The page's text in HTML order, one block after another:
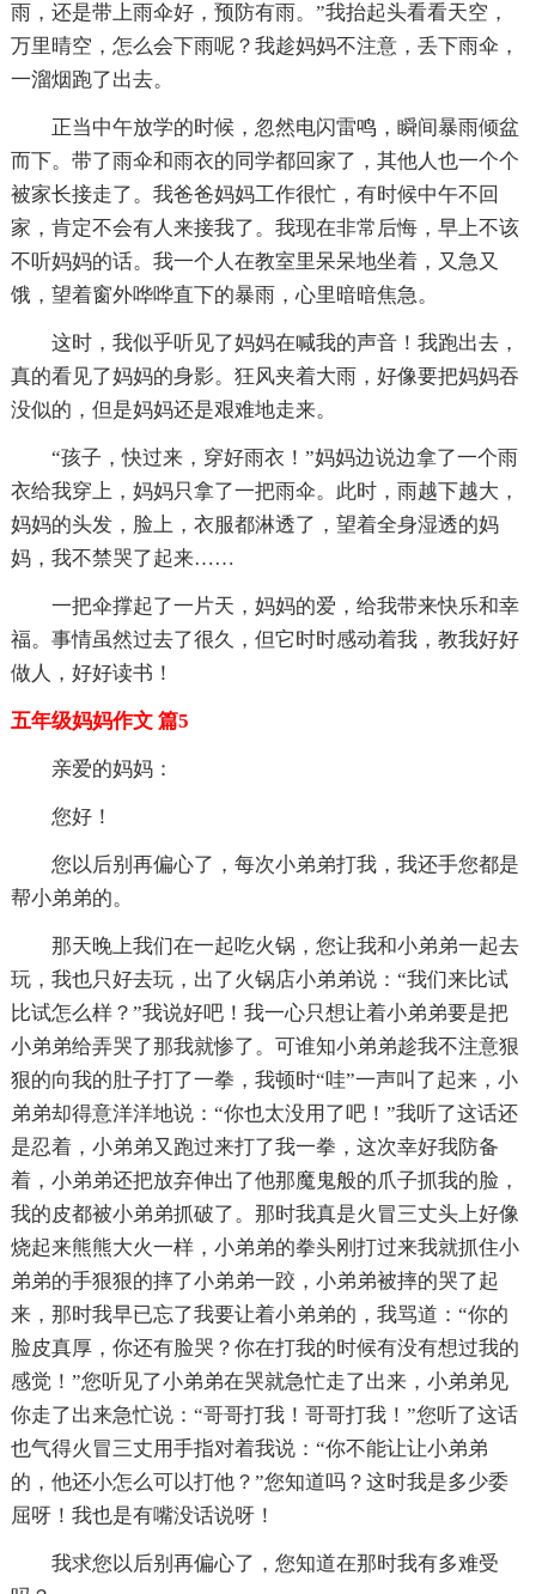
雨，还是带上雨伞好，预防有雨。”我抬起头看看天空，
万里晴空，怎么会下雨呢？我趁妈妈不注意，丢下雨伞，
一溜烟跑了出去。
正当中午放学的时候，忽然电闪雷鸣，瞬间暴雨倾盆
而下。带了雨伞和雨衣的同学都回家了，其他人也一个个
被家长接走了。我爸爸妈妈工作很忙，有时候中午不回
家，肯定不会有人来接我了。我现在非常后悔，早上不该
不听妈妈的话。我一个人在教室里呆呆地坐着，又急又
饿，望着窗外哗哗直下的暴雨，心里暗暗焦急。
这时，我似乎听见了妈妈在喊我的声音！我跑出去，
真的看见了妈妈的身影。狂风夹着大雨，好像要把妈妈吞
没似的，但是妈妈还是艰难地走来。
“孩子，快过来，穿好雨衣！”妈妈边说边拿了一个雨
衣给我穿上，妈妈只拿了一把雨伞。此时，雨越下越大，
妈妈的头发，脸上，衣服都淋透了，望着全身湿透的妈
妈，我不禁哭了起来……
一把伞撑起了一片天，妈妈的爱，给我带来快乐和幸
福。事情虽然过去了很久，但它时时感动着我，教我好好
做人，好好读书！
五年级妈妈作文 篇5
亲爱的妈妈：
您好！
您以后别再偏心了，每次小弟弟打我，我还手您都是
帮小弟弟的。
那天晚上我们在一起吃火锅，您让我和小弟弟一起去
玩，我也只好去玩，出了火锅店小弟弟说：“我们来比试
比试怎么样？”我说好吧！我一心只想让着小弟弟要是把
小弟弟给弄哭了那我就惨了。可谁知小弟弟趁我不注意狠
狠的向我的肚子打了一拳，我顿时“哇”一声叫了起来，小
弟弟却得意洋洋地说：“你也太没用了吧！”我听了这话还
是忍着，小弟弟又跑过来打了我一拳，这次幸好我防备
着，小弟弟还把放弃伸出了他那魔鬼般的爪子抓我的脸，
我的皮都被小弟弟抓破了。那时我真是火冒三丈头上好像
烧起来熊熊大火一样，小弟弟的拳头刚打过来我就抓住小
弟弟的手狠狠的摔了小弟弟一跤，小弟弟被摔的哭了起
来，那时我早已忘了我要让着小弟弟的，我骂道：“你的
脸皮真厚，你还有脸哭？你在打我的时候有没有想过我的
感觉！”您听见了小弟弟在哭就急忙走了出来，小弟弟见
你走了出来急忙说：“哥哥打我！哥哥打我！”您听了这话
也气得火冒三丈用手指对着我说：“你不能让让小弟弟
的，他还小怎么可以打他？”您知道吗？这时我是多少委
屈呀！我也是有嘴没话说呀！
我求您以后别再偏心了，您知道在那时我有多难受